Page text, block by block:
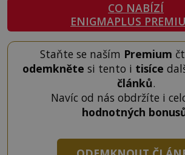
CO NABÍZÍ
ENIGMAPLUS
Staňte se naším Premium
odemkněte si tento i tisíce
článků.
Navíc od nás obdržíte i
hodnotných